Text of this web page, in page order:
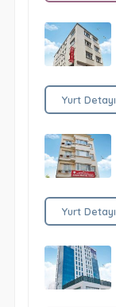
Yurt Detayı
Yurt Detayı